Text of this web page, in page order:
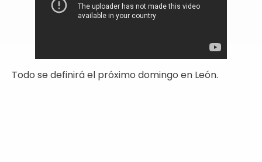
Todo se definirá el próximo domingo en León.